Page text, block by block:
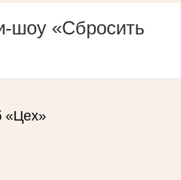
шоу «Сбросить
«Цех»